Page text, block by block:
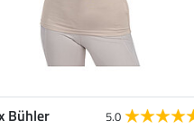
Bühler 5.0